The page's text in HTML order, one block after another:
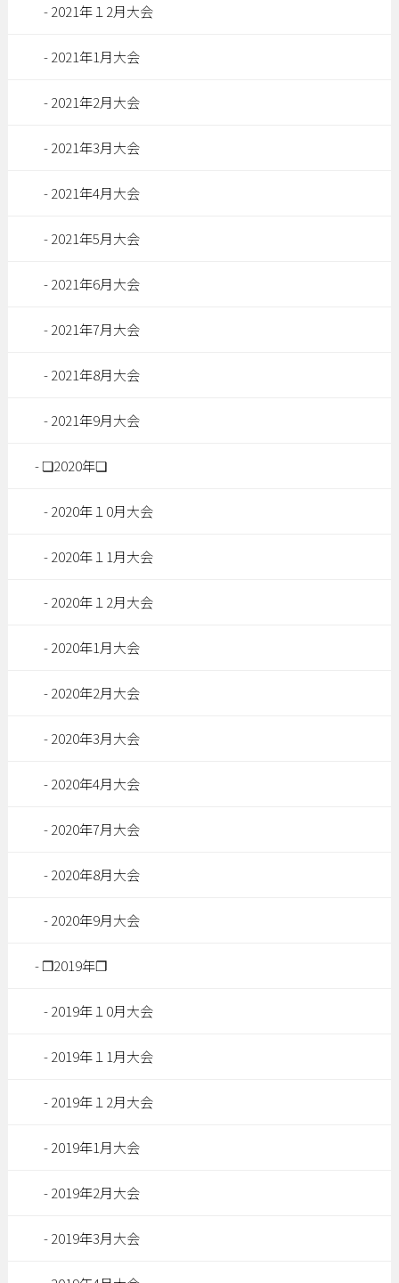
2021年１2月大会
2021年1月大会
2021年2月大会
2021年3月大会
2021年4月大会
2021年5月大会
2021年6月大会
2021年7月大会
2021年8月大会
2021年9月大会
❏2020年❏
2020年１0月大会
2020年１1月大会
2020年１2月大会
2020年1月大会
2020年2月大会
2020年3月大会
2020年4月大会
2020年7月大会
2020年8月大会
2020年9月大会
❐2019年❐
2019年１0月大会
2019年１1月大会
2019年１2月大会
2019年1月大会
2019年2月大会
2019年3月大会